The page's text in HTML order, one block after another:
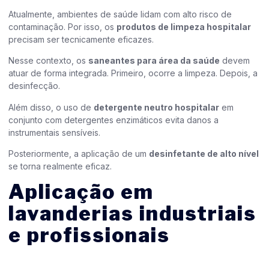
Atualmente, ambientes de saúde lidam com alto risco de
contaminação. Por isso, os produtos de limpeza hospitalar
precisam ser tecnicamente eficazes.
Nesse contexto, os saneantes para área da saúde devem
atuar de forma integrada. Primeiro, ocorre a limpeza. Depois, a
desinfecção.
Além disso, o uso de detergente neutro hospitalar em
conjunto com detergentes enzimáticos evita danos a
instrumentais sensíveis.
Posteriormente, a aplicação de um desinfetante de alto nível
se torna realmente eficaz.
Aplicação em
lavanderias industriais
e profissionais